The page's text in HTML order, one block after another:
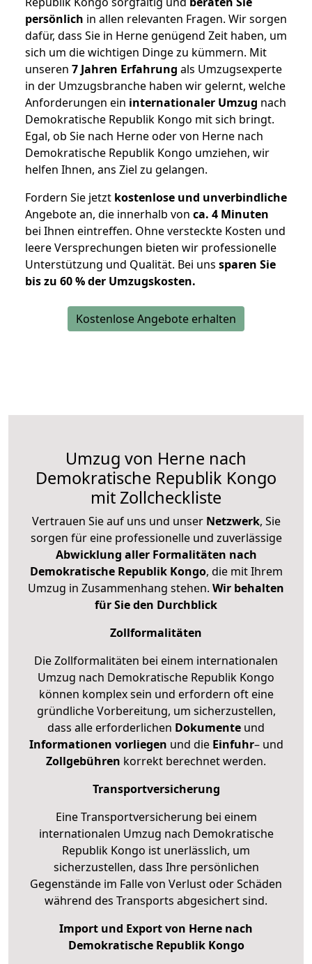
persönlich in allen relevanten Fragen. Wir sorgen
dafür, dass Sie in Herne genügend Zeit haben, um
sich um die wichtigen Dinge zu kümmern. Mit
unseren 7 Jahren Erfahrung als Umzugsexperte
in der Umzugsbranche haben wir gelernt, welche
Anforderungen ein internationaler Umzug nach
Demokratische Republik Kongo mit sich bringt.
Egal, ob Sie nach Herne oder von Herne nach
Demokratische Republik Kongo umziehen, wir
helfen Ihnen, ans Ziel zu gelangen.
Fordern Sie jetzt kostenlose und unverbindliche
Angebote an, die innerhalb von ca. 4 Minuten
bei Ihnen eintreffen. Ohne versteckte Kosten und
leere Versprechungen bieten wir professionelle
Unterstützung und Qualität. Bei uns sparen Sie
bis zu 60 % der Umzugskosten.
Kostenlose Angebote erhalten
Umzug von Herne nach
Demokratische Republik Kongo
mit Zollcheckliste
Vertrauen Sie auf uns und unser Netzwerk, Sie
sorgen für eine professionelle und zuverlässige
Abwicklung aller Formalitäten nach
Demokratische Republik Kongo, die mit Ihrem
Umzug in Zusammenhang stehen. Wir behalten
für Sie den Durchblick
Zollformalitäten
Die Zollformalitäten bei einem internationalen
Umzug nach Demokratische Republik Kongo
können komplex sein und erfordern oft eine
gründliche Vorbereitung, um sicherzustellen,
dass alle erforderlichen Dokumente und
Informationen vorliegen und die Einfuhr– und
Zollgebühren korrekt berechnet werden.
Transportversicherung
Eine Transportversicherung bei einem
internationalen Umzug nach Demokratische
Republik Kongo ist unerlässlich, um
sicherzustellen, dass Ihre persönlichen
Gegenstände im Falle von Verlust oder Schäden
während des Transports abgesichert sind.
Import und Export von Herne nach
Demokratische Republik Kongo